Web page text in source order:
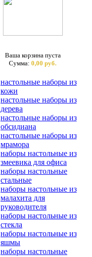
Ваша корзина пуста
Сумма: 0,00 руб.
настольные наборы из
кожи
настольные наборы из
дерева
настольные наборы из
обсидиана
настольные наборы из
мрамора
наборы настольные из
змеевика для офиса
наборы настольные
стальные
наборы настольные из
малахита для
руководителя
наборы настольные из
стекла
наборы настольные из
яшмы
наборы настольные